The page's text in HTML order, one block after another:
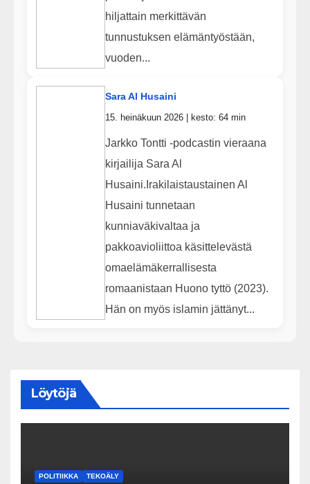
hiljattain merkittävän
tunnustuksen elämäntyöstään,
vuoden...
Sara Al Husaini
15. heinäkuun 2026 | kesto: 64 min
Jarkko Tontti -podcastin vieraana
kirjailija Sara Al
Husaini.Irakilaistaustainen Al
Husaini tunnetaan
kunniaväkivaltaa ja
pakkoavioliittoa käsittelevästä
omaelämäkerrallisesta
romaanistaan Huono tyttö (2023).
Hän on myös islamin jättänyt...
Löytöjä
POLITIIKKA TEKOÄLY